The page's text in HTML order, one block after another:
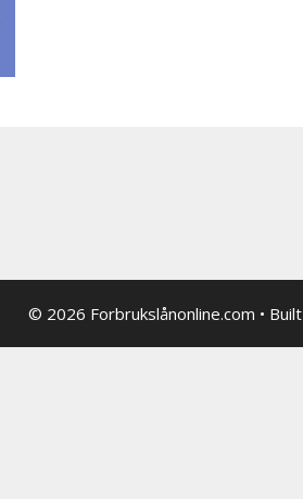
© 2026 Forbrukslånonline.com •